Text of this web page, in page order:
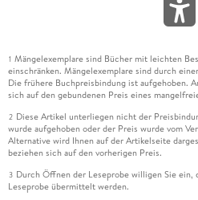
1 Mängelexemplare sind Bücher mit leichten
einschränken. Mängelexemplare sind durch
Die frühere Buchpreisbindung ist aufgehoben.
sich auf den gebundenen Preis eines
2 Diese Artikel unterliegen nicht der
wurde aufgehoben oder der Preis wurde vom
Alternative wird Ihnen auf der Artikelseite
beziehen sich auf den vorherigen Preis.
3 Durch Öffnen der Leseprobe willigen Sie ein,
Leseprobe übermittelt werden.